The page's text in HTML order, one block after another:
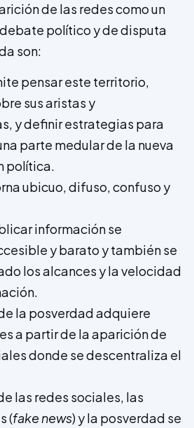
de las redes como un
político y de disputa
son:
pensar este territorio,
sus aristas y
y definir estrategias para
parte medular de la nueva
política.
ubicuo, difuso, confuso y
información se
y barato y también se
los alcances y la velocidad
la posverdad adquiere
a partir de la aparición de
donde se descentraliza el
las redes sociales, las
(fake news) y la posverdad se